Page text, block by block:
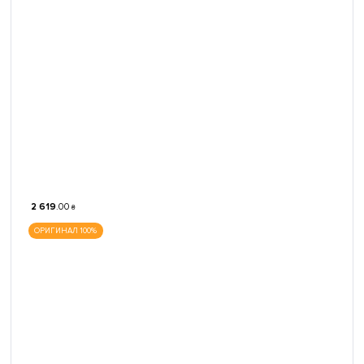
2 619.00 ₴
ОРИГИНАЛ 100%